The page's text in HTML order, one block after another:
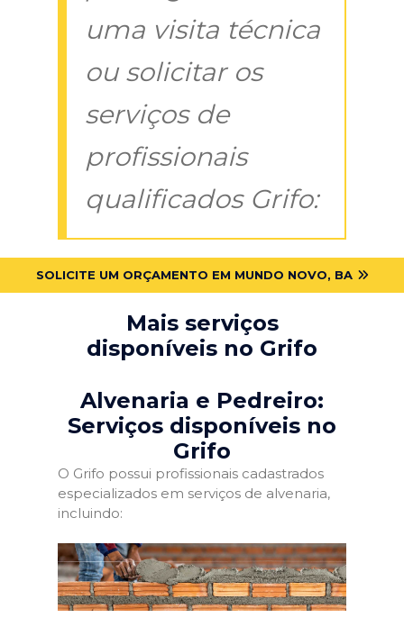
uma visita técnica
ou solicitar os
serviços de
profissionais
qualificados Grifo:
SOLICITE UM ORÇAMENTO EM MUNDO NOVO, BA
Mais serviços
disponíveis no Grifo
Alvenaria e Pedreiro:
Serviços disponíveis no
Grifo
O Grifo possui profissionais cadastrados
especializados em serviços de alvenaria,
incluindo: